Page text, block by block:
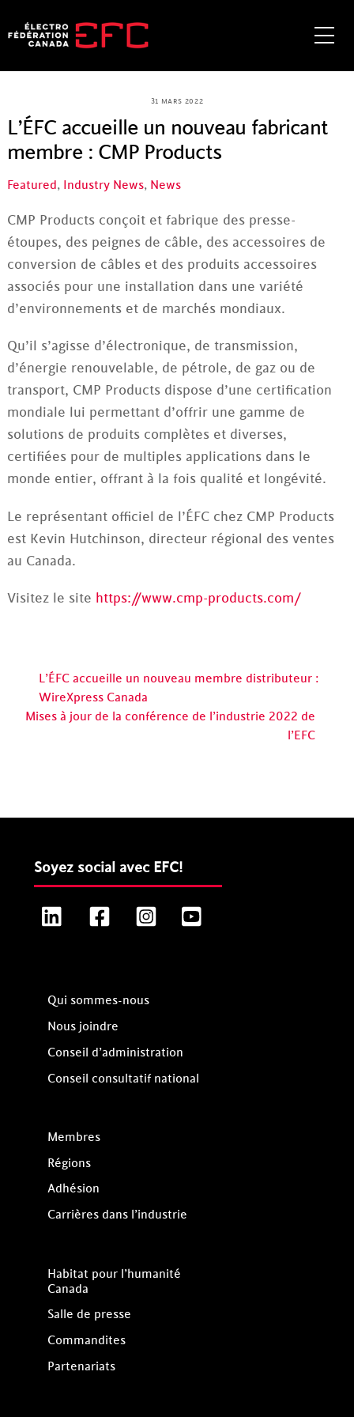
to
31 MARS 2022
L’ÉFC accueille un nouveau fabricant
membre : CMP Products
Featured, Industry News, News
CMP Products conçoit et fabrique des presse-
étoupes, des peignes de câble, des accessoires de
conversion de câbles et des produits accessoires
associés pour une installation dans une variété
d’environnements et de marchés mondiaux.
Qu’il s’agisse d’électronique, de transmission,
d’énergie renouvelable, de pétrole, de gaz ou de
transport, CMP Products dispose d’une certification
mondiale lui permettant d’offrir une gamme de
solutions de produits complètes et diverses,
certifiées pour de multiples applications dans le
monde entier, offrant à la fois qualité et longévité.
Le représentant officiel de l’ÉFC chez CMP Products
est Kevin Hutchinson, directeur régional des ventes
au Canada.
Visitez le site https://www.cmp-products.com/
L’ÉFC accueille un nouveau membre distributeur :
WireXpress Canada
Mises à jour de la conférence de l’industrie 2022 de
l’EFC
Soyez social avec EFC!
LinkedIn FacebookInstagram
Qui sommes-nous
Nous joindre
Conseil d’administration
Conseil consultatif national
Membres
Régions
Adhésion
Carrières dans l’industrie
Habitat pour l’humanité
Canada
Salle de presse
Commandites
Partenariats